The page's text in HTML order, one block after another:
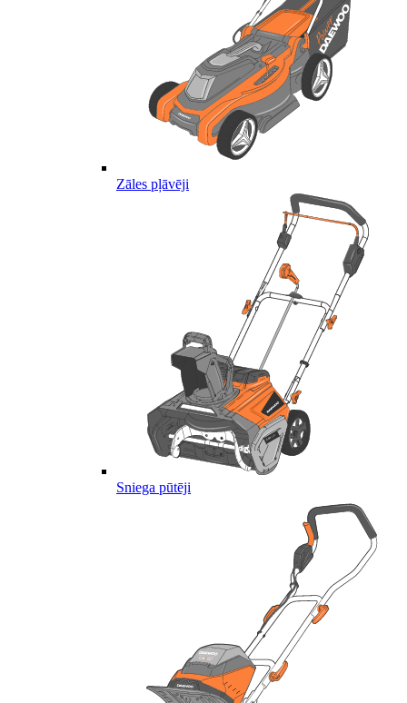
Zāles pļāvēji
Sniega pūtēji